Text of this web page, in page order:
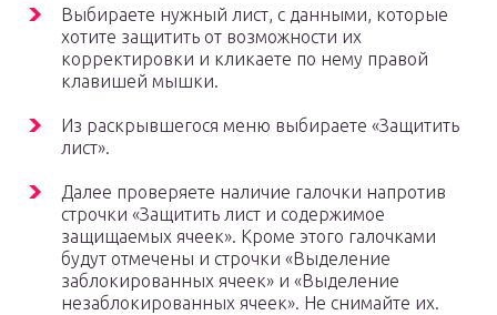
Выбираете нужный лист, с данными, которые
хотите защитить от возможности их
корректировки и кликаете по нему правой
клавишей мышки.
Из раскрывшегося меню выбираете «Защитить
лист».
Далее проверяете наличие галочки напротив
строчки «Защитить лист и содержимое
защищаемых ячеек». Кроме этого галочками
будут отмечены и строчки «Выделение
заблокированных ячеек» и «Выделение
незаблокированных ячеек». Не снимайте их.